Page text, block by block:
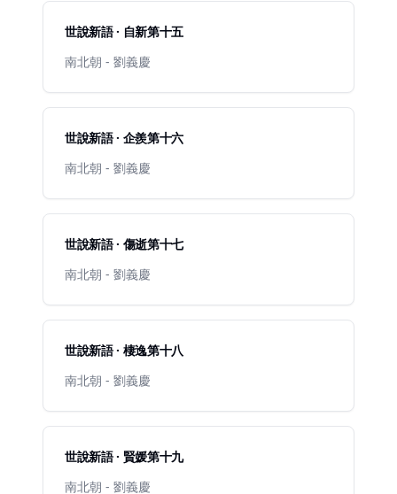
世說新語 · 自新第十五
南北朝 - 劉義慶
世說新語 · 企羨第十六
南北朝 - 劉義慶
世說新語 · 傷逝第十七
南北朝 - 劉義慶
世說新語 · 棲逸第十八
南北朝 - 劉義慶
世說新語 · 賢媛第十九
南北朝 - 劉義慶